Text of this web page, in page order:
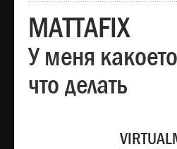
MATTAFIX
У меня
что делать